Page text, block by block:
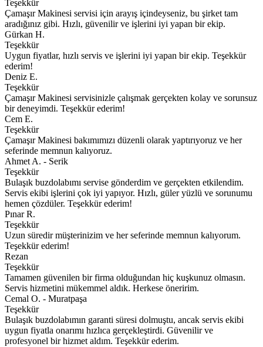
Teşekkür
Çamaşır Makinesi servisi için arayış içindeyseniz, bu şirket tam
aradığınız gibi. Hızlı, güvenilir ve işlerini iyi yapan bir ekip.
Gürkan H.
Teşekkür
Uygun fiyatlar, hızlı servis ve işlerini iyi yapan bir ekip. Teşekkür
ederim!
Deniz E.
Teşekkür
Çamaşır Makinesi servisinizle çalışmak gerçekten kolay ve sorunsuz
bir deneyimdi. Teşekkür ederim!
Cem E.
Teşekkür
Çamaşır Makinesi bakımımızı düzenli olarak yaptırıyoruz ve her
seferinde memnun kalıyoruz.
Ahmet A. - Serik
Teşekkür
Bulaşık buzdolabımı servise gönderdim ve gerçekten etkilendim.
Servis ekibi işlerini çok iyi yapıyor. Hızlı, güler yüzlü ve sorunumu
hemen çözdüler. Teşekkür ederim!
Pınar R.
Teşekkür
Uzun süredir müşterinizim ve her seferinde memnun kalıyorum.
Teşekkür ederim!
Rezan
Teşekkür
Tamamen güvenilen bir firma olduğundan hiç kuşkunuz olmasın.
Servis hizmetini mükemmel aldık. Herkese öneririm.
Cemal O. - Muratpaşa
Teşekkür
Bulaşık buzdolabımın garanti süresi dolmuştu, ancak servis ekibi
uygun fiyatla onarımı hızlıca gerçekleştirdi. Güvenilir ve
profesyonel bir hizmet aldım. Teşekkür ederim.